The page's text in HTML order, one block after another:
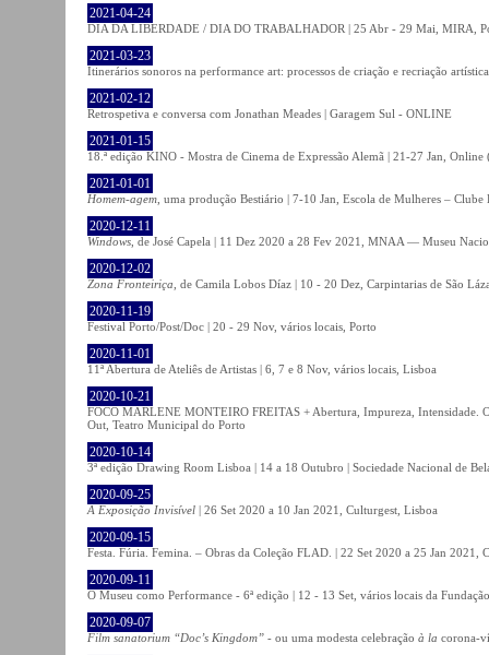
2021-04-24
DIA DA LIBERDADE / DIA DO TRABALHADOR | 25 Abr - 29 Mai, MIRA,
2021-03-23
Itinerários sonoros na performance art: processos de criação e recriação
2021-02-12
Retrospetiva e conversa com Jonathan Meades | Garagem Sul - ONLINE
2021-01-15
18.ª edição KINO - Mostra de Cinema de Expressão Alemã | 21-27 Jan,
2021-01-01
Homem-agem , uma produção Bestiário | 7-10 Jan, Escola de Mulheres – Clube
2020-12-11
Windows , de José Capela | 11 Dez 2020 a 28 Fev 2021, MNAA — Museu
2020-12-02
Zona Fronteiriça , de Camila Lobos Díaz | 10 - 20 Dez, Carpintarias de São
2020-11-19
Festival Porto/Post/Doc | 20 - 29 Nov, vários locais, Porto
2020-11-01
11ª Abertura de Ateliês de Artistas | 6, 7 e 8 Nov, vários locais, Lisboa
2020-10-21
FOCO MARLENE MONTEIRO FREITAS + Abertura, Impureza, Intensidade.
Out, Teatro Municipal do Porto
2020-10-14
3ª edição Drawing Room Lisboa | 14 a 18 Outubro | Sociedade Nacional de
2020-09-25
A Exposição Invisível | 26 Set 2020 a 10 Jan 2021, Culturgest, Lisboa
2020-09-15
Festa. Fúria. Femina. – Obras da Coleção FLAD. | 22 Set 2020 a 25 Jan
2020-09-11
O Museu como Performance - 6ª edição | 12 - 13 Set, vários locais da
2020-09-07
Film sanatorium “Doc’s Kingdom” - ou uma modesta celebração à la corona-